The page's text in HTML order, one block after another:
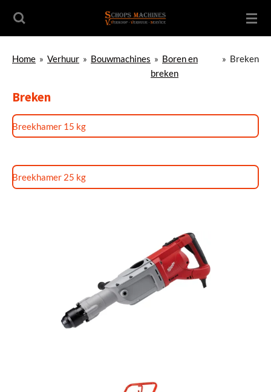
Ga
direct
deHome » Verhuur » Bouwmachines » Boren en
breken
» Breken
Breken
Breekhamer 15 kg
Breekhamer 25 kg